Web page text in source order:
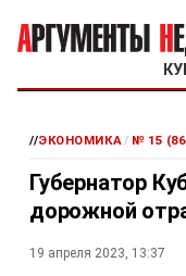
//ЭКОНОМИКА/ № 15
Губернатор
дорожной
19 апреля 2023, 13:37